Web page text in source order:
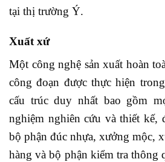
tại thị trường Ý.
Xuất xứ
Một công nghệ sản xuất hoàn
công đoạn được thực hiện
cấu trúc duy nhất bao gồm
nghiệm nghiên cứu và thiết kế,
bộ phận đúc nhựa, xưởng mộc,
hàng và bộ phận kiểm tra thông